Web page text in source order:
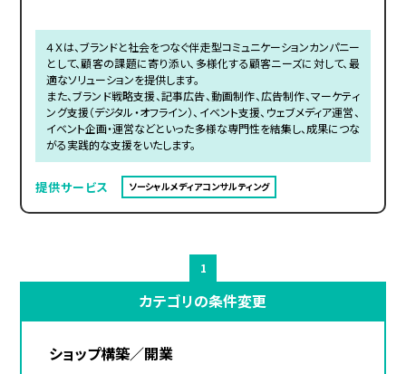
４Ｘは、ブランドと社会をつなぐ伴走型コミュニケーションカンパニー
として、顧客の課題に寄り添い、多様化する顧客ニーズに対して、最
適なソリューションを提供します。
また、ブランド戦略支援、記事広告、動画制作、広告制作、マーケティ
ング支援（デジタル・オフライン）、イベント支援、ウェブメディア運営、
イベント企画・運営などといった多様な専門性を結集し、成果につな
がる実践的な支援をいたします。
提供サービス ソーシャルメディアコンサルティング
1
カテゴリの条件変更
ショップ構築／開業